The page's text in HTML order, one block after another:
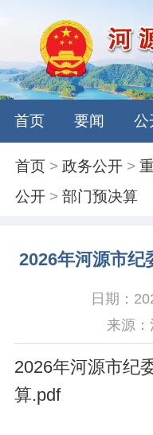
首页 要闻 公
首页 >政务公开 >
公开 >部门预决算
2026年河源市纪
日期：
来源
2026年河源市纪
算.pdf